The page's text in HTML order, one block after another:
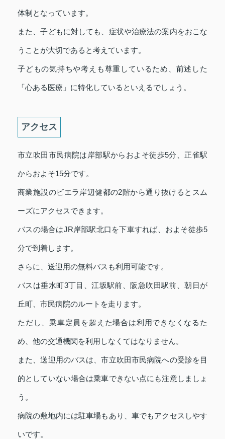
体制となっています。
また、子どもに対しても、症状や治療法の案内をおこな
うことが大切であると考えています。
子どもの気持ちや考えも尊重しているため、前述した
「心ある医療」に特化しているといえるでしょう。
アクセス
市立吹田市民病院は岸部駅からおよそ徒歩5分、正雀駅
からおよそ15分です。
商業施設のビエラ岸辺健都の2階から通り抜けるとスム
ーズにアクセスできます。
バスの場合はJR岸部駅北口を下車すれば、およそ徒歩5
分で到着します。
さらに、送迎用の無料バスも利用可能です。
バスは垂水町3丁目、江坂駅前、阪急吹田駅前、朝日が
丘町、市民病院のルートを走ります。
ただし、乗車定員を超えた場合は利用できなくなるた
め、他の交通機関を利用しなくてはなりません。
また、送迎用のバスは、市立吹田市民病院への受診を目
的としていない場合は乗車できない点にも注意しましょ
う。
病院の敷地内には駐車場もあり、車でもアクセスしやす
いです。